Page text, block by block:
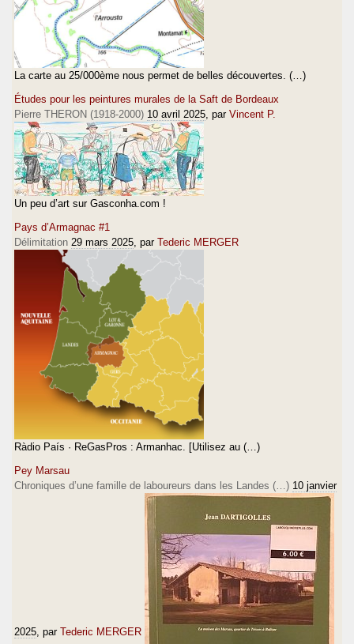
La carte au 25/000ème nous permet de belles découvertes. (…)
Études pour les peintures murales de la Saft de Bordeaux
Pierre THERON (1918-2000) 10 avril 2025 , par Vincent P.
Un peu d’art sur Gasconha.com !
Pays d’Armagnac #1
Délimitation 29 mars 2025 , par Tederic MERGER
Ràdio País · ReGasPros : Armanhac. [Utilisez au (…)
Pey Marsau
Chroniques d’une famille de laboureurs dans les Landes (…) 10 janvier
2025 , par Tederic MERGER